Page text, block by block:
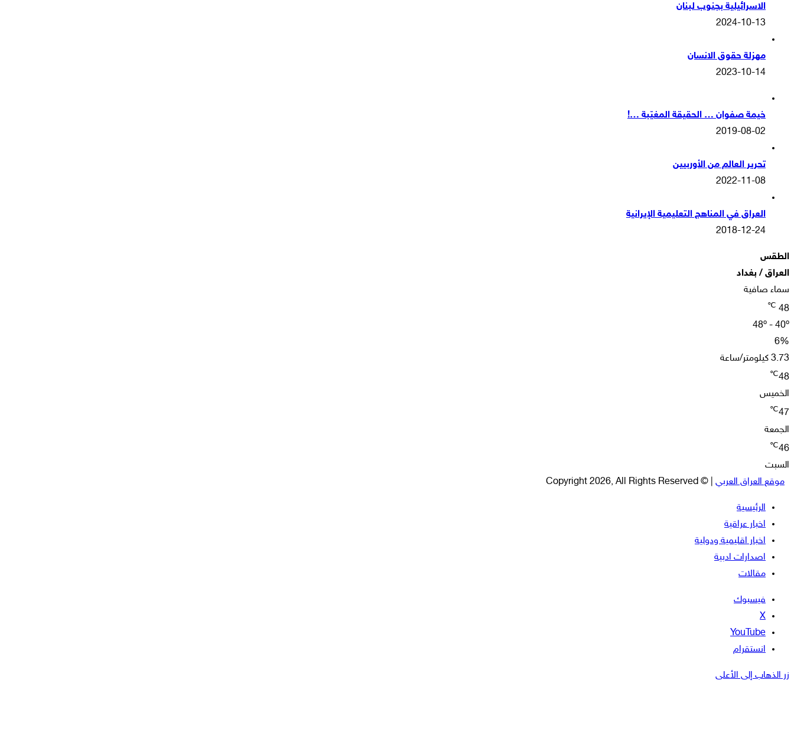
الاسرائيلية بجنوب لبنان
2024-10-13
مهزلة حقوق الانسان
2023-10-14
خيمة صفوان … الحقيقة المغيّبة …!
2019-08-02
تحرير العالم من الأوربيين
2022-11-08
العراق في المناهج التعليمية الإيرانية
2018-12-24
الطقس
العراق / بغداد
سماء صافية
48
℃
48º - 40º
6%
3.73 كيلومتر/ساعة
48
℃
الخميس
47
℃
الجمعة
46
℃
السبت
موقع العراق العربي | © Copyright 2026, All Rights Reserved
الرئيسية
اخبار عراقية
اخبار اقليمية ودولية
اصدارات ادبية
مقالات
فيسبوك
‫X
‫YouTube
انستقرام
زر الذهاب إلى الأعلى